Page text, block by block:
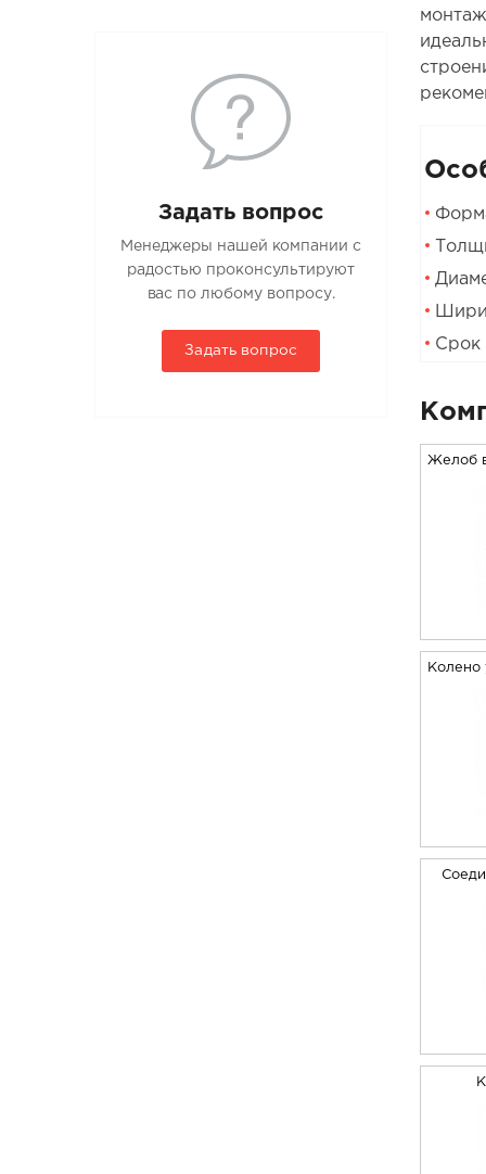
Задать вопрос
Менеджеры нашей компании с
радостью проконсультируют
вас по любому вопросу.
Задать вопрос
Срок
Желоб
Колено